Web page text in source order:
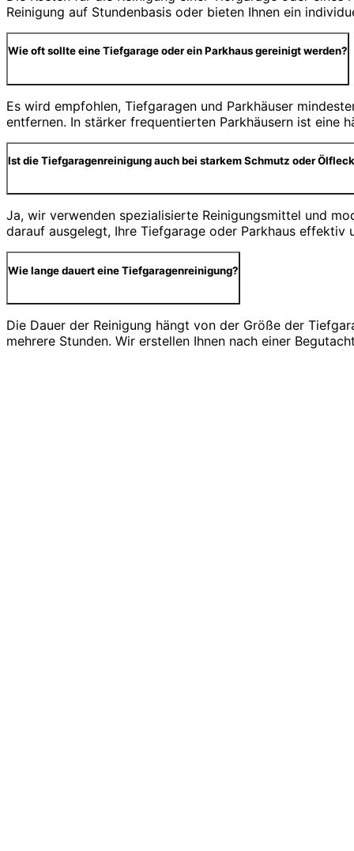
Reinigung auf Stundenbasis oder bieten Ihnen ein
Wie oft sollte eine Tiefgarage oder ein Parkhaus gereinigt werden?
Es wird empfohlen, Tiefgaragen und Parkhäuser
entfernen. In stärker frequentierten Parkhäusern ist eine
Ist die Tiefgaragenreinigung auch bei starkem Schmutz oder
Ja, wir verwenden spezialisierte Reinigungsmittel und
darauf ausgelegt, Ihre Tiefgarage oder Parkhaus effektiv
Wie lange dauert eine Tiefgaragenreinigung?
Die Dauer der Reinigung hängt von der Größe der
mehrere Stunden. Wir erstellen Ihnen nach einer